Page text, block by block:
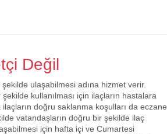
Değil
ulaşabilmesi adına hizmet verir.
kullanılması için ilaçların hastalara
ilaçların doğru saklanma koşulları da eczane
vatandaşların doğru bir şekilde ilaç
için hafta içi ve Cumartesi